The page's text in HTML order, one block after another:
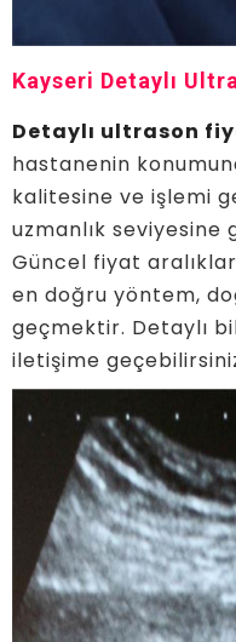
Kayseri Detaylı
Detaylı ultrason
hastanenin
kalitesine ve işlemi
uzmanlık
Güncel fiyat
en doğru yöntem,
geçmektir. Detaylı
iletişime